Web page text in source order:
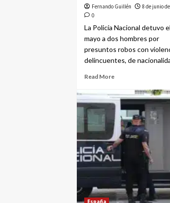
Fernando Guillén
8 de junio
0
La Policía Nacional detuvo
mayo a dos hombres por
presuntos robos con
delincuentes, de
Read More
España